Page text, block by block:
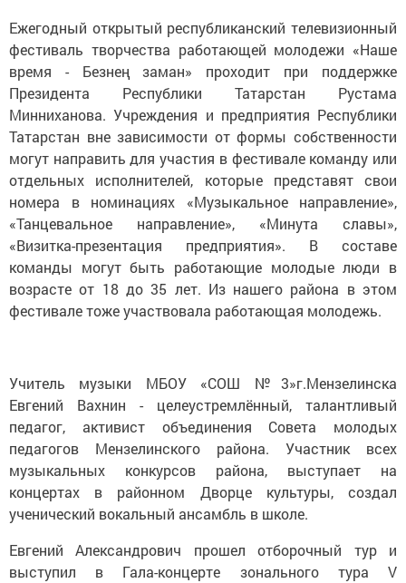
Ежегодный открытый республиканский телевизионный
фестиваль творчества работающей молодежи «Наше
время - Безнең заман» проходит при поддержке
Президента Республики Татарстан Рустама
Минниханова. Учреждения и предприятия Республики
Татарстан вне зависимости от формы собственности
могут направить для участия в фестивале команду или
отдельных исполнителей, которые представят свои
номера в номинациях «Музыкальное направление»,
«Танцевальное направление», «Минута славы»,
«Визитка-презентация предприятия». В составе
команды могут быть работающие молодые люди в
возрасте от 18 до 35 лет. Из нашего района в этом
фестивале тоже участвовала работающая молодежь.
Учитель музыки МБОУ «СОШ №3»г.Мензелинска
Евгений Вахнин - целеустремлённый, талантливый
педагог, активист объединения Совета молодых
педагогов Мензелинского района. Участник всех
музыкальных конкурсов района, выступает на
концертах в районном Дворце культуры, создал
ученический вокальный ансамбль в школе.
Евгений Александрович прошел отборочный тур и
выступил в Гала-концерте зонального тура V